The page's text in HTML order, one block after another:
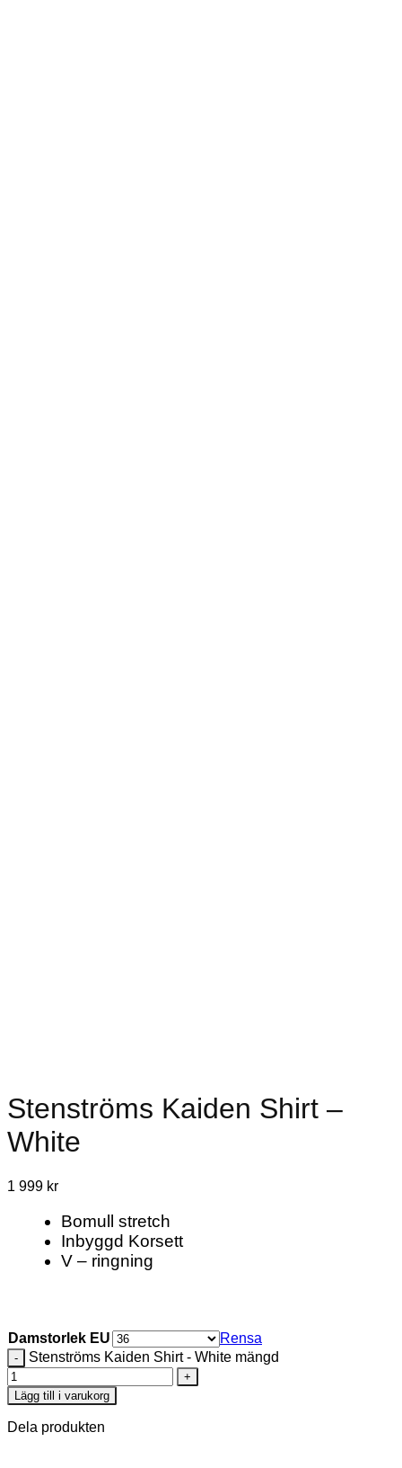
Stenströms Kaiden Shirt –
White
1 999 kr
Bomull stretch
Inbyggd Korsett
V – ringning
Damstorlek EU
Rensa
Stenströms Kaiden Shirt - White mängd
Lägg till i varukorg
Dela produkten